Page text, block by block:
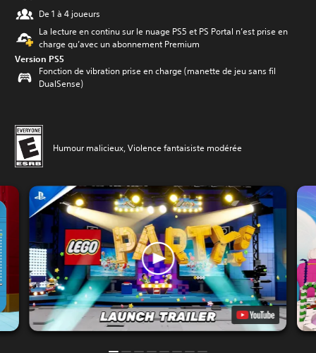
De 1 à 4 joueurs
La lecture en continu sur le nuage PS5 et PS Portal n’est prise en
charge qu’avec un abonnement Premium
Version PS5
Fonction de vibration prise en charge (manette de jeu sans fil
DualSense)
Humour malicieux, Violence fantaisiste modérée